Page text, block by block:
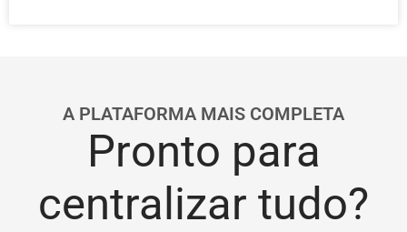
A PLATAFORMA MAIS COMPLETA
Pronto para
centralizar tudo?